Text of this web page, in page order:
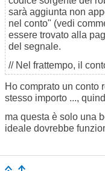
sarà aggiunta non
nel conto" (vedi
essere trovato alla
del segnale.
// Nel frattempo, il
Ho comprato un conto
stesso importo ...,
ma questa è solo una
ideale dovrebbe